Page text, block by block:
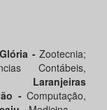
- Zootecnia;
Contábeis,
-Computação,